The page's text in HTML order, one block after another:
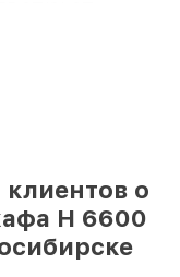
о
H 6600